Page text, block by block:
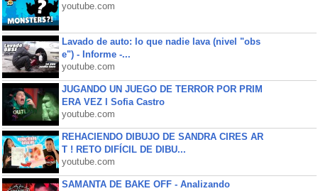
youtube.com
Lavado de auto: lo que nadie lava (nivel "obs
e") - Informe -...
youtube.com
JUGANDO UN JUEGO DE TERROR POR PRIM
ERA VEZ l Sofia Castro
youtube.com
REHACIENDO DIBUJO DE SANDRA CIRES AR
T ! RETO DIFÍCIL DE DIBU...
youtube.com
SAMANTA DE BAKE OFF - Analizando